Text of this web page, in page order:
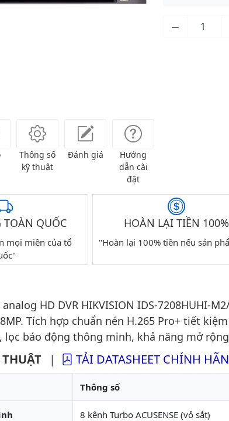
Thông số
kỹ thuật
Đánh giá
Hướng
dẫn cài
đặt
TOÀN QUỐC
mọi miền của tổ
HOÀN LẠI TIỀN 100%
"Hoàn lại 100% tiền nếu sản
HD DVR HIKVISION IDS-7208HUHI-
Tích hợp chuẩn nén H.265 Pro+ tiết
lọc báo động thông minh, khả năng mở
| TẢI DATASHEET CHÍNH
Thông số
8 kênh Turbo ACUSENSE (vỏ sắt)